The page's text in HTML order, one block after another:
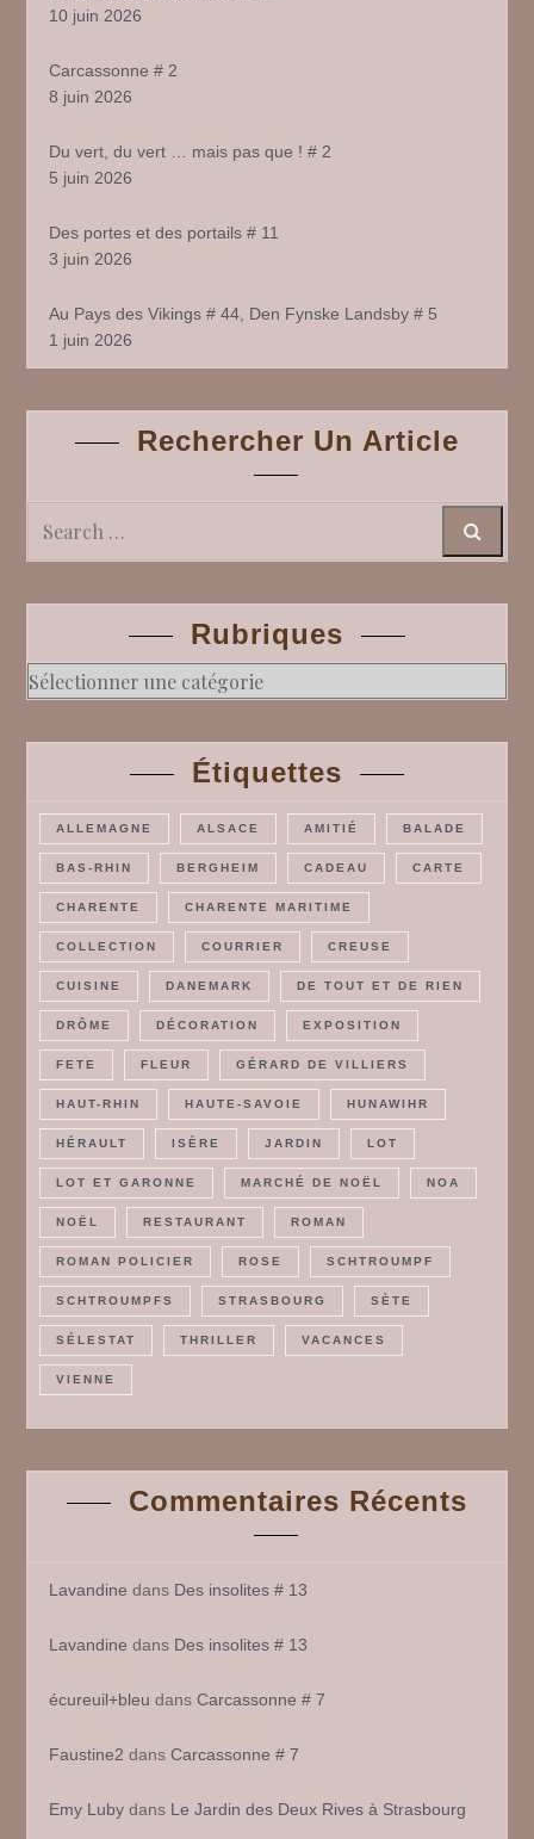
10 juin 2026
Carcassonne # 2
8 juin 2026
Du vert, du vert … mais pas que ! # 2
5 juin 2026
Des portes et des portails # 11
3 juin 2026
Au Pays des Vikings # 44, Den Fynske Landsby # 5
1 juin 2026
Rechercher Un Article
Rubriques
Rubriques
Étiquettes
ALLEMAGNE ALSACE AMITIÉ BALADE
BAS-RHIN BERGHEIM CADEAU CARTE
CHARENTE CHARENTE MARITIME
COLLECTION COURRIER CREUSE
CUISINE DANEMARK DE TOUT ET DE RIEN
DRÔME DÉCORATION EXPOSITION
FETE FLEUR GÉRARD DE VILLIERS
HAUT-RHIN HAUTE-SAVOIE HUNAWIHR
HÉRAULT ISÈRE JARDIN LOT
LOT ET GARONNE MARCHÉ DE NOËL NOA
NOËL RESTAURANT ROMAN
ROMAN POLICIER ROSE SCHTROUMPF
SCHTROUMPFS STRASBOURG SÈTE
SÉLESTAT THRILLER VACANCES
VIENNE
Commentaires Récents
Lavandine dans Des insolites # 13
Lavandine dans Des insolites # 13
écureuil+bleu dansCarcassonne # 7
Faustine2 dansCarcassonne # 7
Emy Luby dans Le Jardin des Deux Rives à Strasbourg